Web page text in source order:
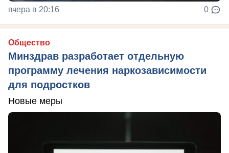
вчера в 20:16 0
Общество
Минздрав разработает отдельную
программу лечения наркозависимости
для подростков
Новые меры